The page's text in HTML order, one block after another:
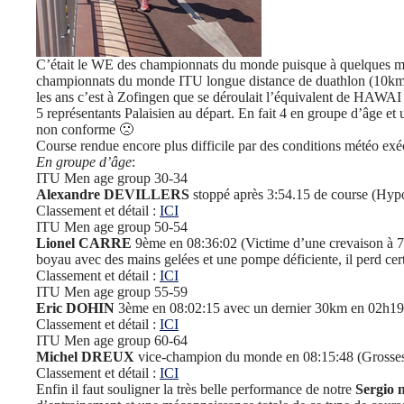
C’était le WE des championnats du monde puisque à quelques
championnats du monde ITU longue distance de duathlon
les ans c’est à Zofingen que se déroulait l’équivalent de
5 représentants Palaisien au départ. En fait 4 en groupe d’âge
non conforme 🙁
Course rendue encore plus difficile par des conditions météo
En groupe d’âge:
ITU Men age group 30-34
Alexandre DEVILLERS stoppé après 3:54.15 de course
Classement et détail : ICI
ITU Men age group 50-54
Lionel CARRE 9ème en 08:36:02 (Victime d’une crevaison à
boyau avec des mains gelées et une pompe déficiente, il perd
Classement et détail : ICI
ITU Men age group 55-59
Eric DOHIN 3ème en 08:02:15 avec un dernier 30km en 02h19
Classement et détail : ICI
ITU Men age group 60-64
Michel DREUX vice-champion du monde en 08:15:48
Classement et détail : ICI
Enfin il faut souligner la très belle performance de notre Sergio